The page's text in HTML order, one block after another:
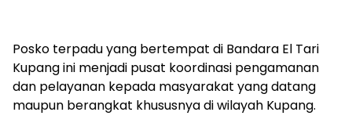
Posko terpadu yang bertempat di Bandara El Tari
Kupang ini menjadi pusat koordinasi pengamanan
dan pelayanan kepada masyarakat yang datang
maupun berangkat khususnya di wilayah Kupang.